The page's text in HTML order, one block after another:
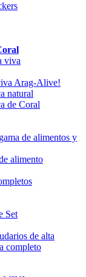
viva
Arag-Alive!
natural
de Coral
de alimentos y
alimento
Set
de alta
completo